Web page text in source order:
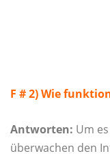
F # 2) Wie
Antworten: Um
überwachen den